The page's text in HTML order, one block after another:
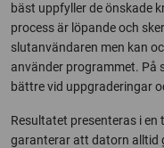
bäst uppfyller de önskade
process är löpande och
slutanvändaren men kan
använder programmet. På
bättre vid uppgraderingar
Resultatet presenteras i
garanterar att datorn alltid